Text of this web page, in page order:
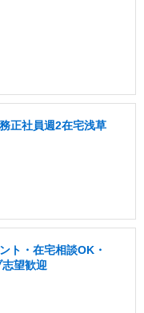
正社員週2在宅浅草
ト・在宅相談OK・
望歓迎